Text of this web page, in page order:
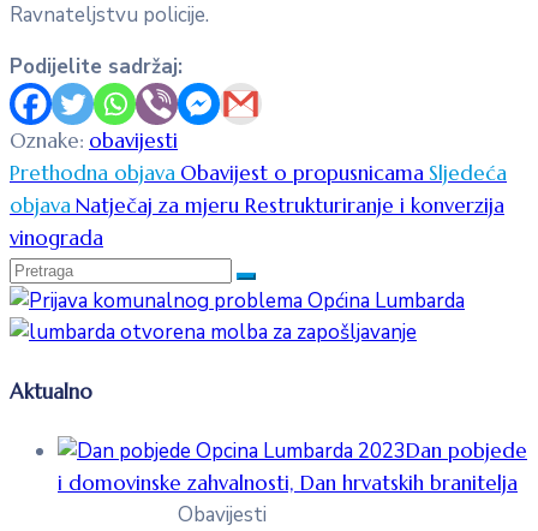
Ravnateljstvu policije.
Podijelite sadržaj:
Oznake: obavijesti
Prethodna objava Obavijest o propusnicamaSljedeća
objavaNatječaj za mjeru Restrukturiranje i konverzija
vinograda
Aktualno
Dan pobjede
i domovinske zahvalnosti, Dan hrvatskih branitelja
Obavijesti